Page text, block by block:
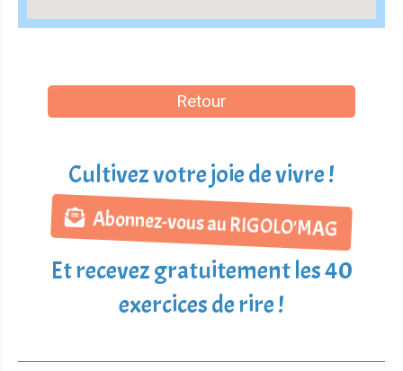
Retour
Cultivez votre joie de vivre !
Abonnez-vous au RIGOLO'MAG
Et recevez gratuitement les 40
exercices de rire !